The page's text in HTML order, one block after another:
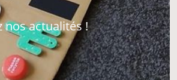
nos actualités !